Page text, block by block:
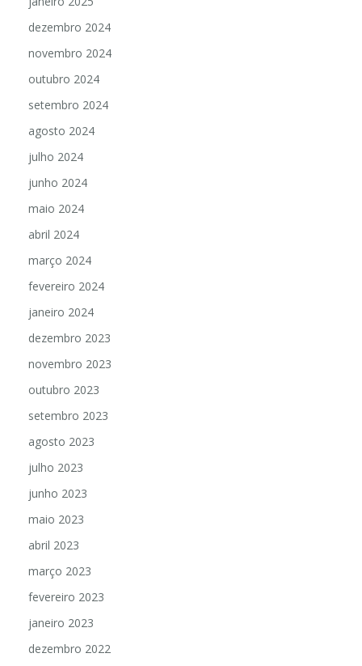
dezembro 2024
novembro 2024
outubro 2024
setembro 2024
agosto 2024
julho 2024
junho 2024
maio 2024
abril 2024
março 2024
fevereiro 2024
janeiro 2024
dezembro 2023
novembro 2023
outubro 2023
setembro 2023
agosto 2023
julho 2023
junho 2023
maio 2023
abril 2023
março 2023
fevereiro 2023
janeiro 2023
dezembro 2022